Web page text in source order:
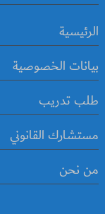
الرئيسية
بيانات الخصوصية
طلب تدريب
مستشارك القانوني
من نحن